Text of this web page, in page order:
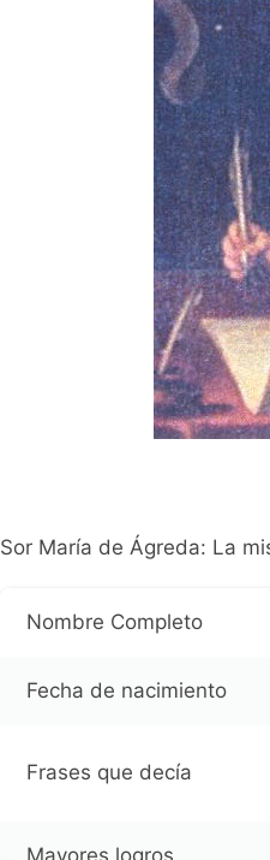
Sor María de Ágreda: La
Nombre Completo
Fecha de nacimiento
Frases que decía